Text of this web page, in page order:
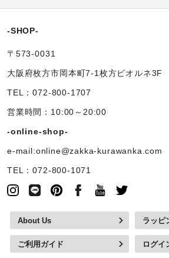
-SHOP-
〒573-0031
大阪府枚方市岡本町7-1枚方ビオルネ3F
TEL：072-800-1707
営業時間：10:00～20:00
-online-shop-
e-mail:online@zakka-kurawanka.com
TEL：072-800-1071
About Us ラッピ
ご利用ガイド ログイ